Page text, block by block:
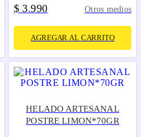
$ 3.990 Otros medios
AGREGAR AL CARRITO
HELADO ARTESANAL
POSTRE LIMON*70GR